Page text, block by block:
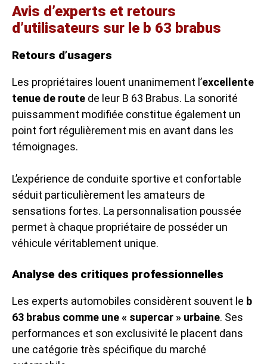
Avis d’experts et retours
d’utilisateurs sur le b 63 brabus
Retours d’usagers
Les propriétaires louent unanimement l’excellente
tenue de route de leur B 63 Brabus. La sonorité
puissamment modifiée constitue également un
point fort régulièrement mis en avant dans les
témoignages.
L’expérience de conduite sportive et confortable
séduit particulièrement les amateurs de
sensations fortes. La personnalisation poussée
permet à chaque propriétaire de posséder un
véhicule véritablement unique.
Analyse des critiques professionnelles
Les experts automobiles considèrent souvent le b
63 brabus comme une « supercar » urbaine. Ses
performances et son exclusivité le placent dans
une catégorie très spécifique du marché